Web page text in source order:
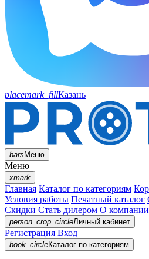
placemark_fillКазань
barsМеню
Меню
xmark
Главная Каталог по категориям
Условия работы Печатный каталог
Скидки Стать дилером О компании
person_crop_circleЛичный кабинет
Регистрация Вход
book_circleКаталог по категориям